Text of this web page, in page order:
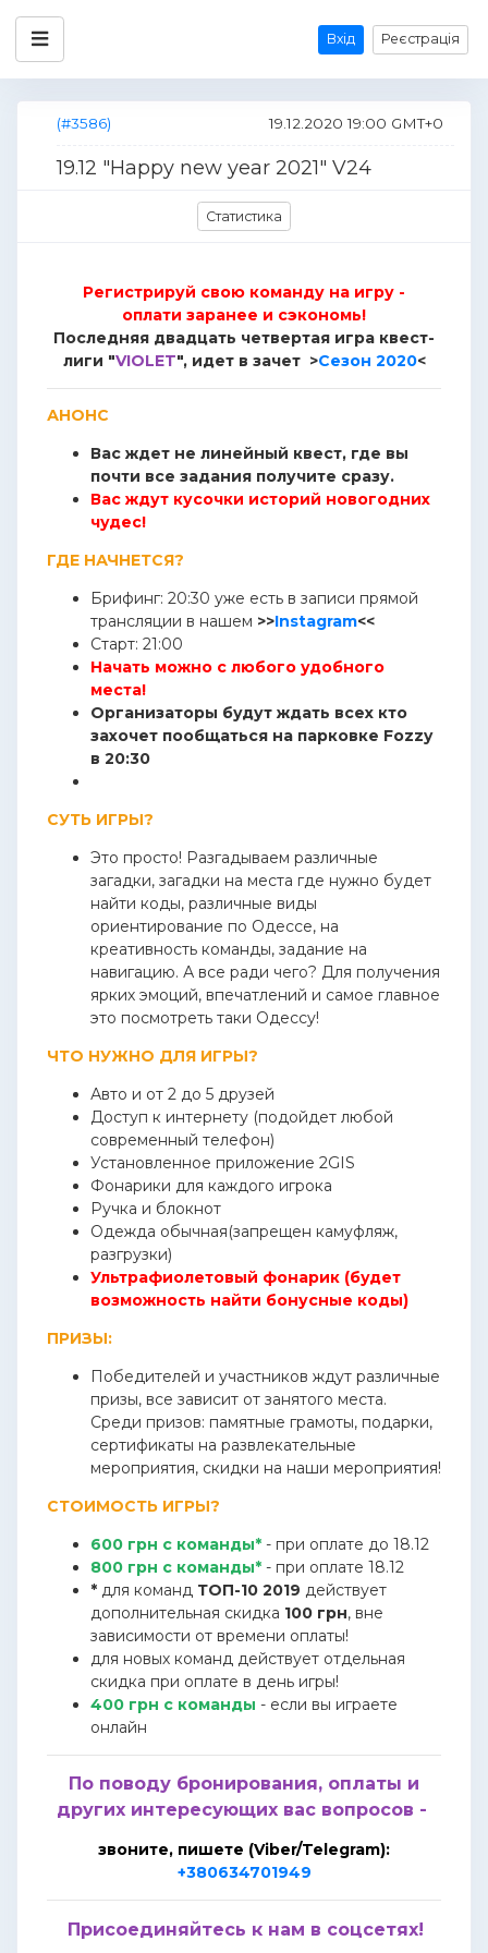
Вхід Реєстрація
(#3586) 19.12.2020 19:00 GMT+0
19.12 "Happy new year 2021" V24
Статистика
Регистрируй свою команду на игру -
оплати заранее и сэкономь!
Последняя двадцать четвертая игра квест-
лиги "VIOLET", идет в зачет >Сезон 2020<
АНОНС
Вас ждет не линейный квест, где вы
почти все задания получите сразу.
Вас ждут кусочки историй новогодних
чудес!
ГДЕ НАЧНЕТСЯ?
Брифинг: 20:30 уже есть в записи прямой
трансляции в нашем >>Instagram<<
Старт: 21:00
Начать можно с любого удобного
места!
Организаторы будут ждать всех кто
захочет пообщаться на парковке Fozzy
в 20:30
СУТЬ ИГРЫ?
Это просто! Разгадываем различные
загадки, загадки на места где нужно будет
найти коды, различные виды
ориентирование по Одессе, на
креативность команды, задание на
навигацию. А все ради чего? Для получения
ярких эмоций, впечатлений и самое главное
это посмотреть таки Одессу!
ЧТО НУЖНО ДЛЯ ИГРЫ?
Авто и от 2 до 5 друзей
Доступ к интернету (подойдет любой
современный телефон)
Установленное приложение 2GIS
Фонарики для каждого игрока
Ручка и блокнот
Одежда обычная(запрещен камуфляж,
разгрузки)
Ультрафиолетовый фонарик (будет
возможность найти бонусные коды)
ПРИЗЫ:
Победителей и участников ждут различные
призы, все зависит от занятого места.
Среди призов: памятные грамоты, подарки,
сертификаты на развлекательные
мероприятия, скидки на наши мероприятия!
СТОИМОСТЬ ИГРЫ?
600 грн с команды* - при оплате до 18.12
800 грн с команды* - при оплате 18.12
* для команд ТОП-10 2019 действует
дополнительная скидка 100 грн, вне
зависимости от времени оплаты!
для новых команд действует отдельная
скидка при оплате в день игры!
400 грн с команды - если вы играете
онлайн
По поводу бронирования, оплаты и
других интересующих вас вопросов -
звоните, пишете (Viber/Telegram):
+380634701949
Присоединяйтесь к нам в соцсетях!